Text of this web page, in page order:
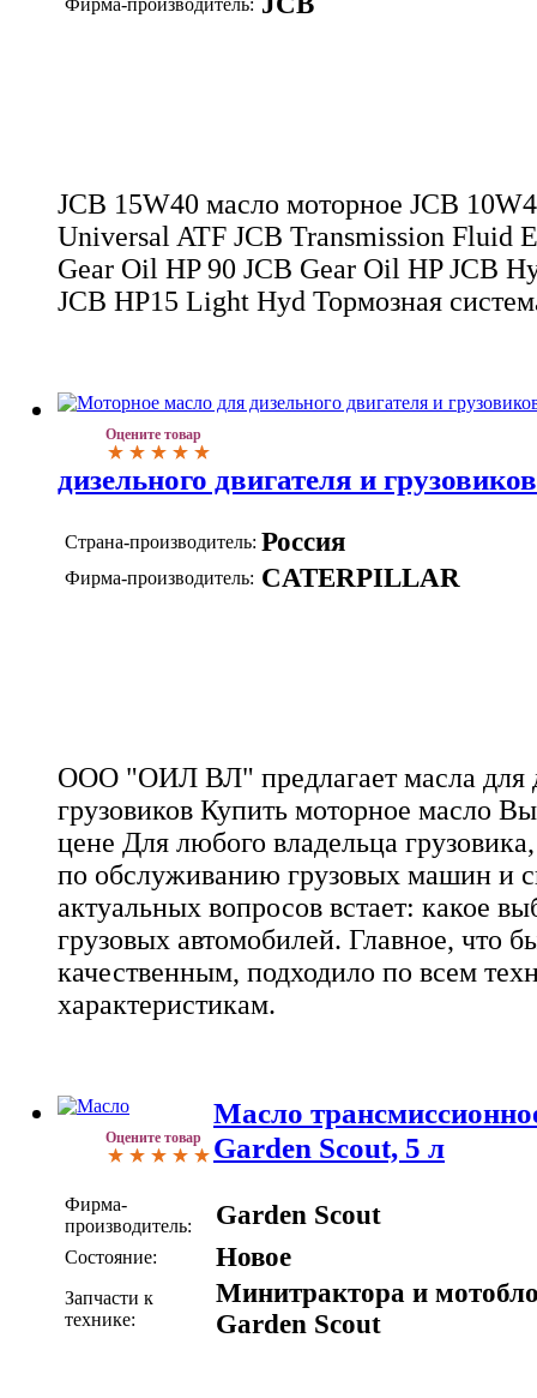
Фирма-производитель:
JCB 15W40 масло моторное JCB
Universal ATF JCB Transmission Fluid
Gear Oil HP 90 JCB Gear Oil HP JCB
JCB HP15 Light Hyd Тормозная
Оцените товар
дизельного двигателя и
Страна-производитель: Россия
Фирма-производитель: CATERPILLAR
ООО "ОИЛ ВЛ" предлагает масла для
грузовиков Купить моторное масло
цене Для любого владельца
по обслуживанию грузовых машин и
актуальных вопросов встает: какое
грузовых автомобилей. Главное, что
качественным, подходило по всем
характеристикам.
Оцените товар
Масло
Garden Scout, 5 л
Фирма-
производитель:
Garden Scout
Состояние: Новое
Запчасти к
технике:
Минитрактора и
Garden Scout